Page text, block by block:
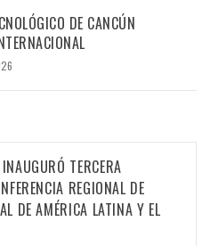
DE CANCÚN
TERCERA
REGIONAL DE
DE AMÉRICA LATINA Y EL